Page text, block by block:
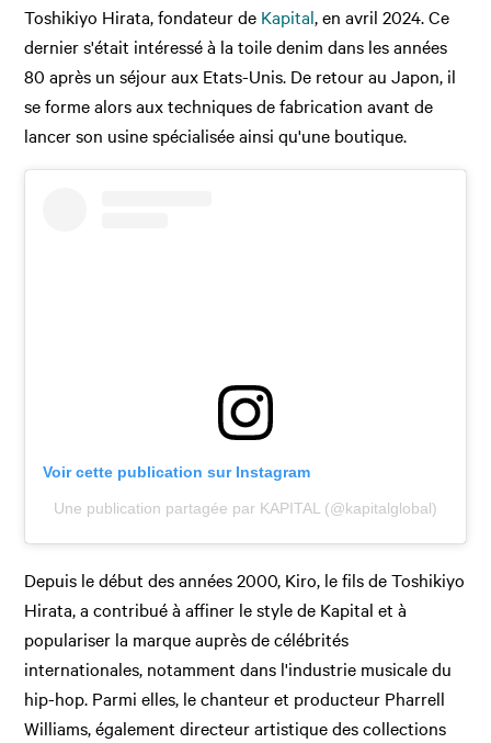
Toshikiyo Hirata, fondateur de Kapital, en avril 2024. Ce
dernier s'était intéressé à la toile denim dans les années
80 après un séjour aux Etats-Unis. De retour au Japon, il
se forme alors aux techniques de fabrication avant de
lancer son usine spécialisée ainsi qu'une boutique.
Voir cette publication sur Instagram
Une publication partagée par KAPITAL (@kapitalglobal)
Depuis le début des années 2000, Kiro, le fils de Toshikiyo
Hirata, a contribué à affiner le style de Kapital et à
populariser la marque auprès de célébrités
internationales, notamment dans l'industrie musicale du
hip-hop. Parmi elles, le chanteur et producteur Pharrell
Williams, également directeur artistique des collections